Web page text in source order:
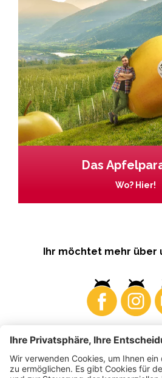
Das
Wo? Hier!
Ihr möchtet mehr über
Business